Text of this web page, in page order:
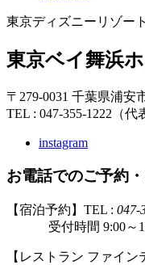
東京ディズニーリゾー
東京ベイ舞浜
〒279-0031 千葉県浦安
TEL : 047-355-1222（代
instagram
お電話でのご予約
【宿泊予約】TEL : 047-
受付時間 9:00～
【レストラン ファイン